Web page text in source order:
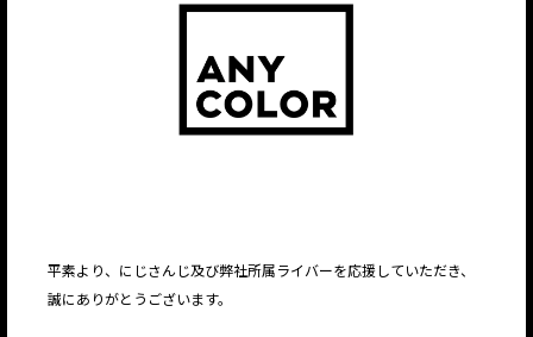
平素より、にじさんじ及び弊社所属ライバーを応援していただき、
誠にありがとうございます。